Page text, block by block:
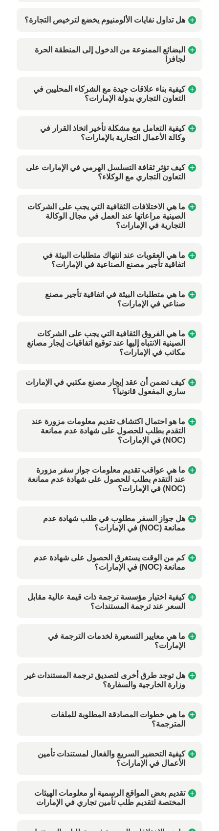
هل تداول نفايات الألومنيوم يخضع لترخيص التجارة؟
البضائع الممنوعة من الدخول إلى المنطقة الحرة
لجافزا
كيفية بناء علاقات جيدة مع الشركاء المحليين في
التعاون التجاري بدولة الإمارات؟
كيفية التعامل مع مشكلة تأخير اتخاذ القرار في
وكالة الأعمال التجارية بالإمارات؟
كيف تؤثر ثقافة التسلسل الهرمي في الإمارات على
التعاون التجاري مع الوكلاء؟
ما هي الاختلافات الثقافية التي يجب على الشركات
الصينية مراعاتها عند العمل في مجال الوكالة
التجارية في الإمارات؟
ما هي العقوبات عند انتهاك متطلبات البيئة في
اتفاقية تأجير مصنع الصناعية في الإمارات؟
ما هي متطلبات البيئة في اتفاقية تأجير مصنع
صناعي في الإمارات؟
ما هي الفروق الثقافية التي يجب على الشركات
الصينية الانتباه إليها عند توقيع اتفاقيات إيجار مصانع
مكاتب في الإمارات؟
كيف تضمن أن عقد إيجار مصنع مكتبي في الإمارات
ساري المفعول قانونياً؟
ما هو احتمال اكتشاف تقديم معلومات مزورة عند
التقدم بطلب للحصول على شهادة عدم ممانعة
(NOC) في الإمارات؟
ما هي عواقب تقديم معلومات جواز سفر مزورة
عند التقدم بطلب للحصول على شهادة عدم ممانعة
(NOC) في الإمارات؟
هل جواز السفر مطلوب في طلب شهادة عدم
ممانعة (NOC) في الإمارات؟
كم من الوقت يستغرق الحصول على شهادة عدم
ممانعة (NOC) في الإمارات؟
كيفية اختيار مؤسسة ترجمة ذات قيمة عالية مقابل
السعر عند ترجمة المستندات؟
ما هي معايير التسعيرة لخدمات الترجمة في
الإمارات؟
هل توجد طرق أخرى لتصديق ترجمة المستندات غير
وزارة الخارجية والسفارة؟
ما هي خطوات المصادقة المطلوبة للملفات
المترجمة؟
كيفية التحضير السريع والفعال لمستندات تأمين
الأعمال في الإمارات؟
تقديم بعض المواقع الرسمية أو معلومات الهيئات
المختصة لتقديم طلب تأمين تجاري في الإمارات